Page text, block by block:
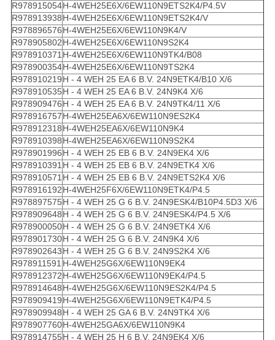
R978915054H-4WEH25E6X/6EW110N9ETS2K4/P4.5V
R978913938H-4WEH25E6X/6EW110N9ETS2K4/V
R978896576H-4WEH25E6X/6EW110N9K4/V
R978905802H-4WEH25E6X/6EW110N9S2K4
R978910371H-4WEH25E6X/6EW110N9TK4/B08
R978900354H-4WEH25E6X/6EW110N9TS2K4
R978910219H - 4 WEH 25 EA 6 B.V. 24N9ETK4/B10 X/6
R978910535H - 4 WEH 25 EA 6 B.V. 24N9K4 X/6
R978909476H - 4 WEH 25 EA 6 B.V. 24N9TK4/11 X/6
R978916757H-4WEH25EA6X/6EW110N9ES2K4
R978912318H-4WEH25EA6X/6EW110N9K4
R978910398H-4WEH25EA6X/6EW110N9S2K4
R978901996H - 4 WEH 25 EB 6 B.V. 24N9EK4 X/6
R978910391H - 4 WEH 25 EB 6 B.V. 24N9ETK4 X/6
R978910571H - 4 WEH 25 EB 6 B.V. 24N9ETS2K4 X/6
R978916192H-4WEH25F6X/6EW110N9ETK4/P4.5
R978897575H - 4 WEH 25 G 6 B.V. 24N9ESK4/B10P4.5D3 X/6
R978909648H - 4 WEH 25 G 6 B.V. 24N9ESK4/P4.5 X/6
R978900050H - 4 WEH 25 G 6 B.V. 24N9ETK4 X/6
R978901730H - 4 WEH 25 G 6 B.V. 24N9K4 X/6
R978902643H - 4 WEH 25 G 6 B.V. 24N9S2K4 X/6
R978911591 H-4WEH25G6X/6EW110N9EK4
R978912372H-4WEH25G6X/6EW110N9EK4/P4.5
R978914648H-4WEH25G6X/6EW110N9ES2K4/P4.5
R978909419H-4WEH25G6X/6EW110N9ETK4/P4.5
R978909948H - 4 WEH 25 GA 6 B.V. 24N9TK4 X/6
R978907760H-4WEH25GA6X/6EW110N9K4
R978914755H - 4 WEH 25 H 6 B.V. 24N9EK4 X/6